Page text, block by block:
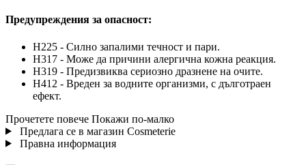
Предупреждения за опасност:
H225 - Силно запалими течност и пари.
H317 - Може да причини алергична кожна реакция.
H319 - Предизвиква сериозно дразнене на очите.
H412 - Вреден за водните организми, с дълготраен
ефект.
Прочетете повече Покажи по-малко
Предлага се в магазин Cosmeterie
Правна информация